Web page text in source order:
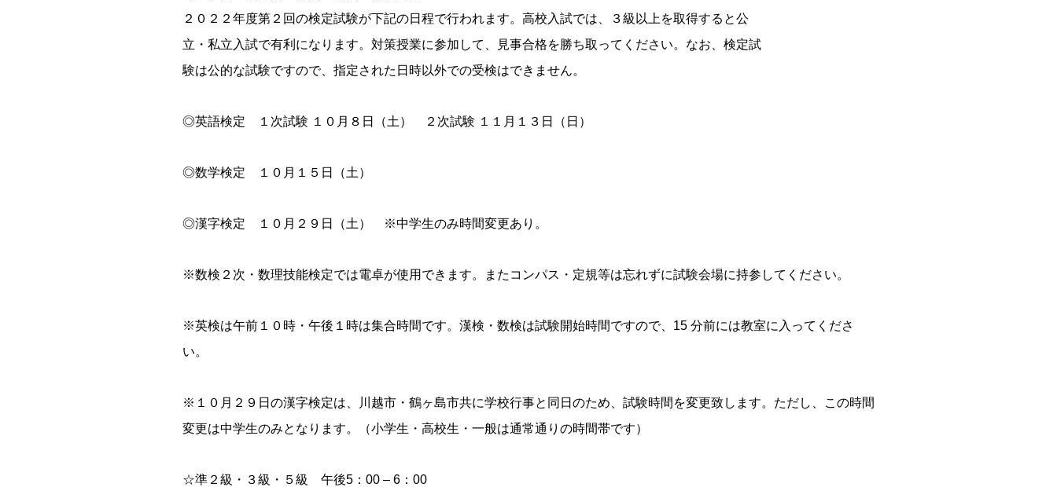
２０２２年度第２回の検定試験が下記の日程で行われます。高校入試では、３級以上を取得すると公
立・私立入試で有利になります。対策授業に参加して、見事合格を勝ち取ってください。なお、検定試
験は公的な試験ですので、指定された日時以外での受検はできません。
◎英語検定 １次試験 １０月８日（土） ２次試験 １１月１３日（日）
◎数学検定 １０月１５日（土）
◎漢字検定 １０月２９日（土） ※中学生のみ時間変更あり。
※数検２次・数理技能検定では電卓が使用できます。またコンパス・定規等は忘れずに試験会場に持参してください。
※英検は午前１０時・午後１時は集合時間です。漢検・数検は試験開始時間ですので、15 分前には教室に入ってくださ
い。
※１０月２９日の漢字検定は、川越市・鶴ヶ島市共に学校行事と同日のため、試験時間を変更致します。ただし、この時間
変更は中学生のみとなります。（小学生・高校生・一般は通常通りの時間帯です）
☆準２級・３級・５級 午後5：00 – 6：00